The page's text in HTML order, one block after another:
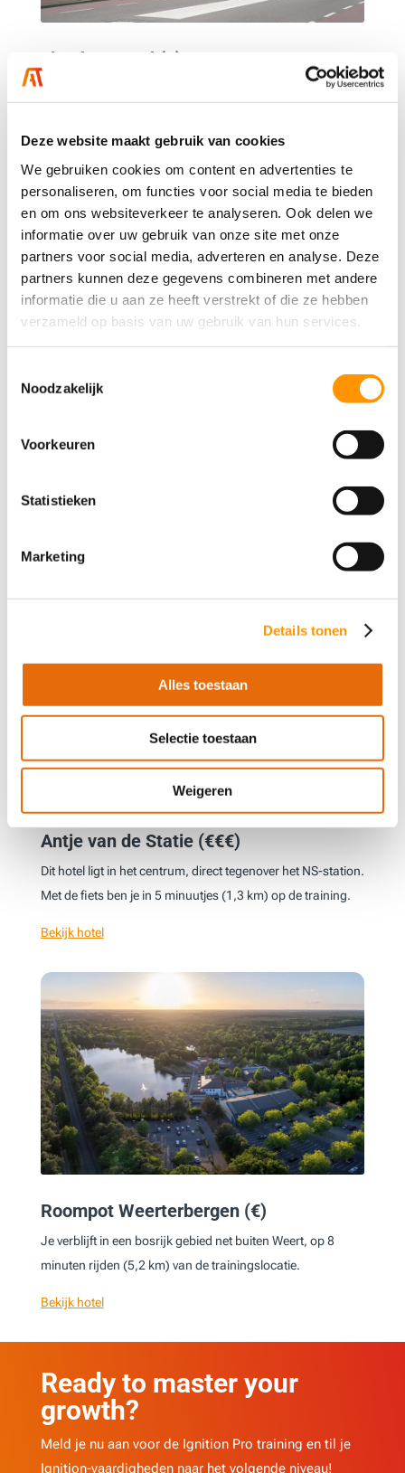
Deze website maakt gebruik van cookies
We gebruiken cookies om content en advertenties te
personaliseren, om functies voor social media te bieden
en om ons websiteverkeer te analyseren. Ook delen we
informatie over uw gebruik van onze site met onze
partners voor social media, adverteren en analyse. Deze
partners kunnen deze gegevens combineren met andere
informatie die u aan ze heeft verstrekt of die ze hebben
verzameld op basis van uw gebruik van hun services.
Noodzakelijk
Voorkeuren
Statistieken
Marketing
Details tonen
Alles toestaan
Selectie toestaan
Weigeren
Fletcher Hotel (€)
Gelegen in het centrum van Weert nabij het NS-station, op
Bekijk hotel
Hostellerie Munten (€€)
minuten lopen (550 meter) richting het centrum, net over
Bekijk hotel
Antje van de Statie (€€€)
Dit hotel ligt in het centrum, direct tegenover het NS-station.
Met de fiets ben je in 5 minuutjes (1,3 km) op de training.
Bekijk hotel
Roompot Weerterbergen (€)
Je verblijft in een bosrijk gebied net buiten Weert, op 8
minuten rijden (5,2 km) van de trainingslocatie.
Bekijk hotel
Ready to master your
growth?
Meld je nu aan voor de Ignition Pro training en til je
Ignition-vaardigheden naar het volgende niveau!